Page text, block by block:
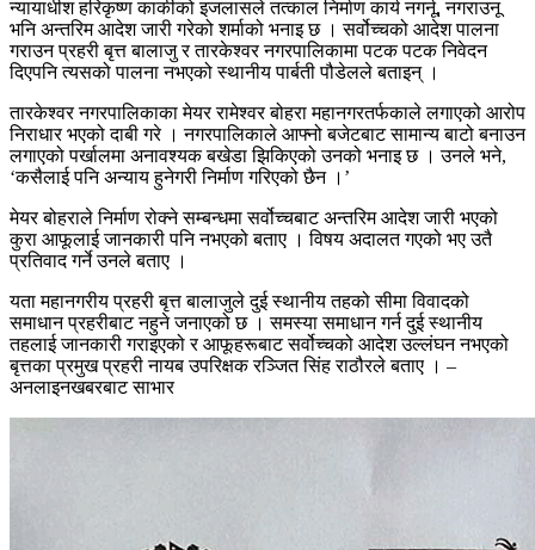
न्यायाधीश हरिकृष्ण कार्कीको इजलासले तत्काल निर्माण कार्य नगर्नू, नगराउनू
भनि अन्तरिम आदेश जारी गरेको शर्माको भनाइ छ । सर्वोच्चको आदेश पालना
गराउन प्रहरी बृत्त बालाजु र तारकेश्वर नगरपालिकामा पटक पटक निवेदन
दिएपनि त्यसको पालना नभएको स्थानीय पार्बती पौडेलले बताइन् ।
तारकेश्वर नगरपालिकाका मेयर रामेश्वर बोहरा महानगरतर्फकाले लगाएको आरोप
निराधार भएको दाबी गरे । नगरपालिकाले आफ्नो बजेटबाट सामान्य बाटो बनाउन
लगाएको पर्खालमा अनावश्यक बखेडा झिकिएको उनको भनाइ छ । उनले भने,
‘कसैलाई पनि अन्याय हुनेगरी निर्माण गरिएको छैन ।’
मेयर बोहराले निर्माण रोक्ने सम्बन्धमा सर्वोच्चबाट अन्तरिम आदेश जारी भएको
कुरा आफूलाई जानकारी पनि नभएको बताए । विषय अदालत गएको भए उतै
प्रतिवाद गर्ने उनले बताए ।
यता महानगरीय प्रहरी बृत्त बालाजुले दुई स्थानीय तहको सीमा विवादको
समाधान प्रहरीबाट नहुने जनाएको छ । समस्या समाधान गर्न दुई स्थानीय
तहलाई जानकारी गराइएको र आफूहरूबाट सर्वोच्चको आदेश उल्लंघन नभएको
बृत्तका प्रमुख प्रहरी नायब उपरिक्षक रञ्जित सिंह राठौरले बताए । –
अनलाइनखबरबाट साभार